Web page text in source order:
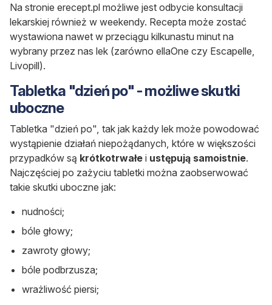
Na stronie erecept.pl możliwe jest odbycie konsultacji
lekarskiej również w weekendy. Recepta może zostać
wystawiona nawet w przeciągu kilkunastu minut na
wybrany przez nas lek (zarówno ellaOne czy Escapelle,
Livopill).
Tabletka "dzień po" - możliwe skutki
uboczne
Tabletka "dzień po", tak jak każdy lek może powodować
wystąpienie działań niepożądanych, które w większości
przypadków są krótkotrwałe i ustępują samoistnie.
Najczęściej po zażyciu tabletki można zaobserwować
takie skutki uboczne jak:
nudności;
bóle głowy;
zawroty głowy;
bóle podbrzusza;
wrażliwość piersi;